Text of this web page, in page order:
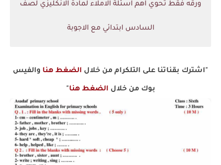
ورقه فقط تحوي اهم اسئلة الاملاء لمادة الانكليزي لصف
السادس ابتدائي مع الاجوبة
"اشترك بقناتنا على التلكرام من خلال الضغط هنا والفيس
بوك من خلال الضغط هنا"